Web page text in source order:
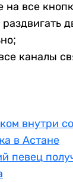
на все
каналы
внутри
в Астане
певец